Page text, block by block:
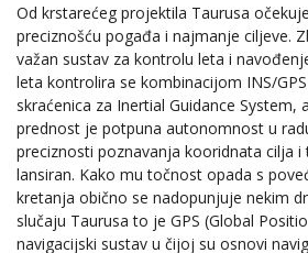
Od krstarećeg projektila Taurusa
preciznošću pogađa i najmanje ciljeve.
važan sustav za kontrolu leta i
leta kontrolira se kombinacijom INS/
skraćenica za Inertial Guidance System,
prednost je potpuna autonomnost u
preciznosti poznavanja kooridnata cilja
lansiran. Kako mu točnost opada s
kretanja obično se nadopunjuje nekim
slučaju Taurusa to je GPS (Global
navigacijski sustav u čijoj su osnovi